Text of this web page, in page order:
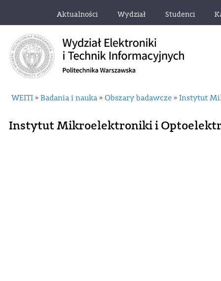
Aktualności Wydział Studenci
WEITI » Badania i nauka » Obszary badawcze » Instytut
Instytut Mikroelektroniki i